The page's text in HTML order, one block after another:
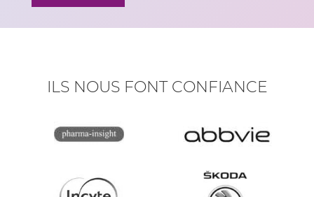
ILS NOUS FONT CONFIANCE